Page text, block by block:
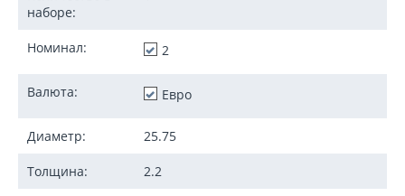
наборе:
Номинал: 2
Валюта: Евро
Диаметр: 25.75
Толщина: 2.2